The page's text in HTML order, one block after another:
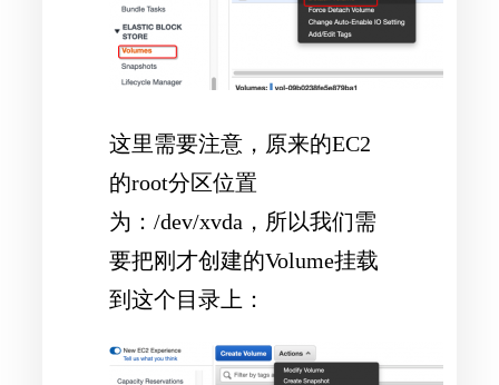
这里需要注意，原来的EC2
的root分区位置
为：/dev/xvda，所以我们需
要把刚才创建的Volume挂载
到这个目录上：